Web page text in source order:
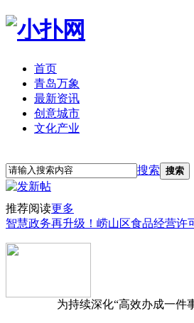
首页
青岛万象
最新资讯
创意城市
文化产业
搜索 搜索
推荐阅读更多
智慧政务再升级！崂山区食品经营许
为持续深化“高效办成一件事